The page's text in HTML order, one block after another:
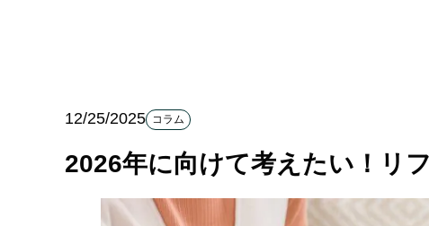
12/25/2025 コラム
2026年に向けて考えたい！リ